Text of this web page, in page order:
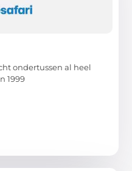
ondertussen al heel
1999